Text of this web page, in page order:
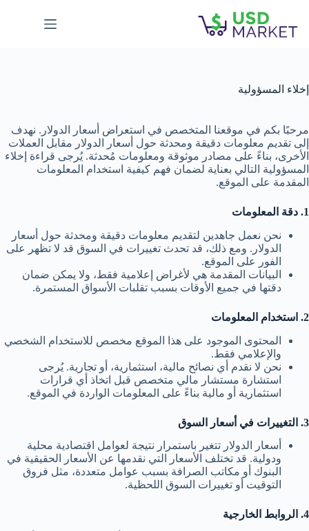
المحتوى
إخلاء المسؤولية
مرحبًا بكم في موقعنا المتخصص في استعراض أسعار الدولار. نهدف
إلى تقديم معلومات دقيقة ومحدثة حول أسعار الدولار مقابل العملات
الأخرى، بناءً على مصادر موثوقة ومعلومات مُحدثة. يُرجى قراءة إخلاء
المسؤولية التالي بعناية لضمان فهم كيفية استخدام المعلومات
المقدمة على الموقع.
1. دقة المعلومات
نحن نعمل جاهدين لتقديم معلومات دقيقة ومحدثة حول أسعار
الدولار. ومع ذلك، قد تحدث تغييرات في السوق قد لا تظهر على
الفور على الموقع.
البيانات المقدمة هي لأغراض إعلامية فقط، ولا يمكن ضمان
دقتها في جميع الأوقات بسبب تقلبات الأسواق المستمرة.
2. استخدام المعلومات
المحتوى الموجود على هذا الموقع مخصص للاستخدام الشخصي
والإعلامي فقط.
نحن لا نقدم أي نصائح مالية، استثمارية، أو تجارية. يُرجى
استشارة مستشار مالي متخصص قبل اتخاذ أي قرارات
استثمارية أو مالية بناءً على المعلومات الواردة في الموقع.
3. التغييرات في أسعار السوق
أسعار الدولار تتغير باستمرار نتيجة لعوامل اقتصادية محلية
ودولية. قد تختلف الأسعار التي نقدمها عن الأسعار الحقيقية في
البنوك أو مكاتب الصرافة بسبب عوامل متعددة، مثل فروق
التوقيت أو تغييرات السوق اللحظية.
4. الروابط الخارجية